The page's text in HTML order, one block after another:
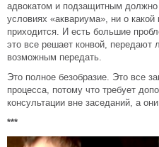
адвокатом и подзащитным
условиях «аквариума», ни о
приходится. И есть большие
это все решает конвой, передают
возможным передать.
Это полное безобразие. Это все
процесса, потому что требует
консультации вне заседаний, а
***